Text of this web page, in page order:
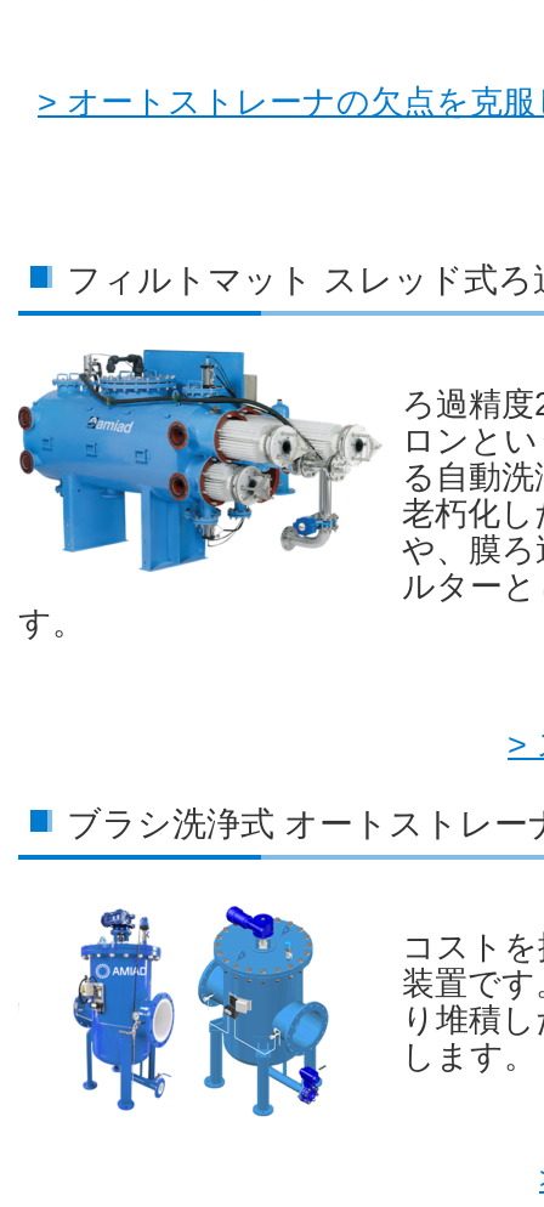
> オートストレーナの欠点を克
フィルトマット スレッド式ろ
ろ過精
ロンと
る自動
老朽化
や、膜
ルター
す。
>
ブラシ洗浄式 オートストレー
コスト
装置で
り堆積
します。